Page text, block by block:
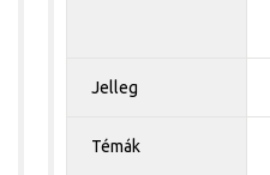
Jelleg
Témák